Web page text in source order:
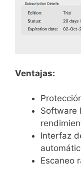
Ventajas:
Software
Interfaz
Escaneo